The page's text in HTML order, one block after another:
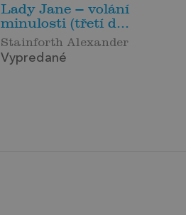
Lady Jane – volání
minulosti (třetí d...
Stainforth Alexander
Vypredané